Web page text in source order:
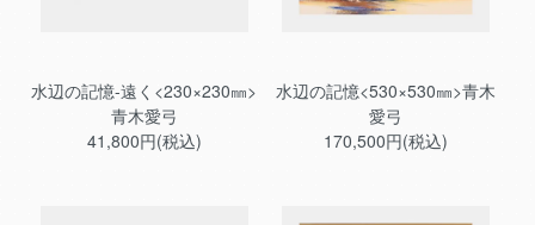
水辺の記憶-遠く<230×230㎜>
青木愛弓
41,800円(税込)
水辺の記憶<530×530㎜>青木
愛弓
170,500円(税込)